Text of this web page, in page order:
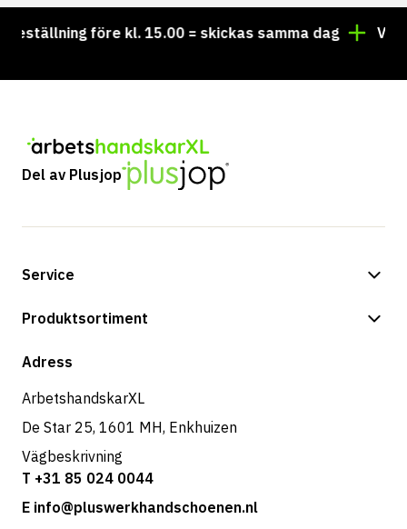
före kl. 15.00 = skickas samma dag Vill du
Del av Plusjop
Service
Betalningsalternativ
Returer & service
Produktsortiment
Butik
Adress
ArbetshandskarXL
De Star 25, 1601 MH, Enkhuizen
Vägbeskrivning
T +31 85 024 0044
E info@pluswerkhandschoenen.nl